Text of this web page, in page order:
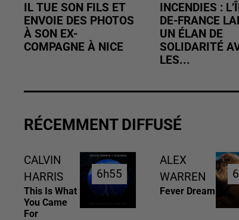
IL TUE SON FILS ET
ENVOIE DES PHOTOS
À SON EX-
COMPAGNE À NICE
INCENDIES :
DE-FRANCE
UN ÉLAN DE
SOLIDARITÉ
LES...
RÉCEMMENT DIFFUSÉ
CALVIN
HARRIS
This Is What
You Came
For
6h55
6h55
ALEX
WARREN
Fever Dream